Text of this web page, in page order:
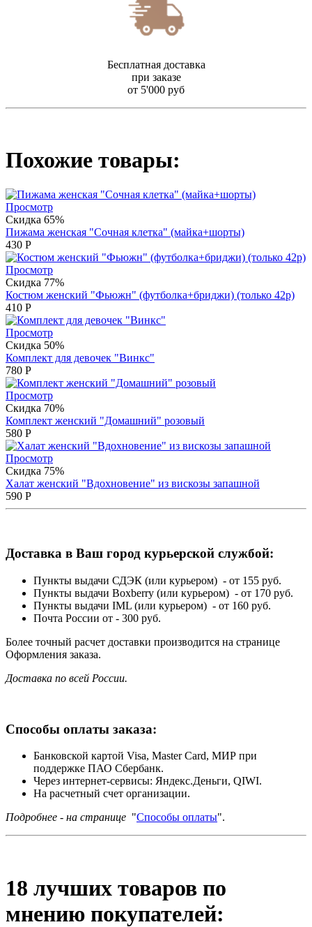
Бесплатная доставка
при заказе
от 5'000 руб
Похожие товары:
Просмотр
Скидка 65%
Пижама женская "Сочная клетка" (майка+шорты)
430 Р
Просмотр
Скидка 77%
Костюм женский "Фьюжн" (футболка+бриджи) (только 42р)
410 Р
Просмотр
Скидка 50%
Комплект для девочек "Винкс"
780 Р
Просмотр
Скидка 70%
Комплект женский "Домашний" розовый
580 Р
Просмотр
Скидка 75%
Халат женский "Вдохновение" из вискозы запашной
590 Р
Доставка в Ваш город курьерской службой:
Пункты выдачи СДЭК (или курьером) - от 155 руб.
Пункты выдачи Boxberry (или курьером) - от 170 руб.
Пункты выдачи IML (или курьером) - от 160 руб.
Почта России от - 300 руб.
Более точный расчет доставки производится на странице
Оформления заказа.
Доставка по всей России.
Способы оплаты заказа:
Банковской картой Visa, Master Card, МИР при
поддержке ПАО Сбербанк.
Через интернет-сервисы: Яндекс.Деньги, QIWI.
На расчетный счет организации.
Подробнее - на странице "Способы оплаты".
18 лучших товаров по
мнению покупателей: